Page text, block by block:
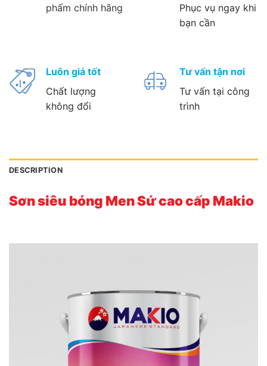
phẩm chính hãng
Phục vụ ngay khi
bạn cần
Luôn giá tốt
Chất lượng
không đổi
Tư vấn tận nơi
Tư vấn tại công
trình
DESCRIPTION
Sơn siêu bóng Men Sứ cao cấp Makio